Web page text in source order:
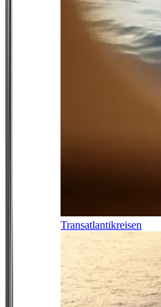
Transatlantikreisen